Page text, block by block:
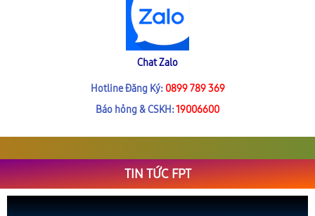
Chat Zalo
Hotline Đăng Ký: 0899 789 369
Báo hỏng & CSKH:19006600
TIN TỨC FPT